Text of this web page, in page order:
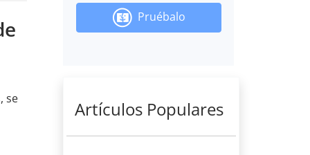
se
Pruébalo
Artículos Populares